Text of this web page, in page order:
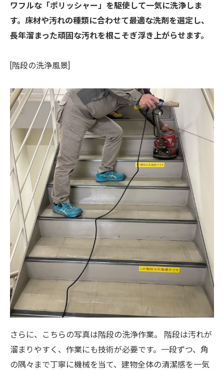
ワフルな「ポリッシャー」を駆使して一気に洗浄しま
す。床材や汚れの種類に合わせて最適な洗剤を選定し、
長年溜まった頑固な汚れを根こそぎ浮き上がらせます。
[階段の洗浄風景]
さらに、こちらの写真は階段の洗浄作業。 階段は汚れが
溜まりやすく、作業にも技術が必要です。一段ずつ、角
の隅々まで丁寧に機械を当て、建物全体の清潔感を一気